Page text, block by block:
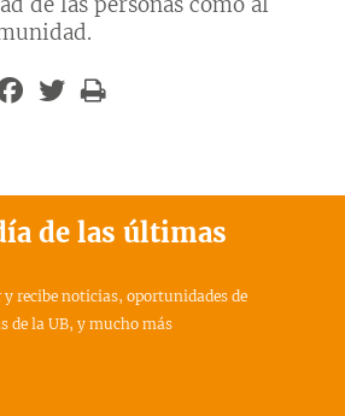
de las últimas
recibe noticias, oportunidades de
de la UB, y mucho más